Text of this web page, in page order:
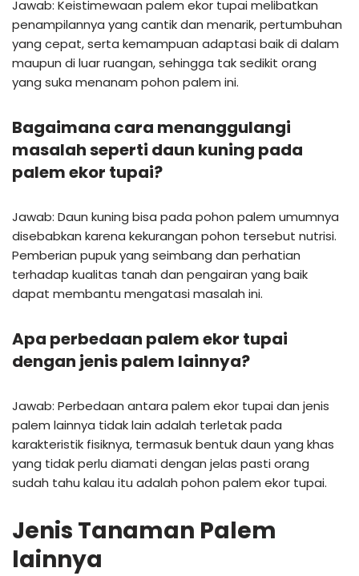
Jawab: Keistimewaan palem ekor tupai melibatkan
penampilannya yang cantik dan menarik, pertumbuhan
yang cepat, serta kemampuan adaptasi baik di dalam
maupun di luar ruangan, sehingga tak sedikit orang
yang suka menanam pohon palem ini.
Bagaimana cara menanggulangi
masalah seperti daun kuning pada
palem ekor tupai?
Jawab: Daun kuning bisa pada pohon palem umumnya
disebabkan karena kekurangan pohon tersebut nutrisi.
Pemberian pupuk yang seimbang dan perhatian
terhadap kualitas tanah dan pengairan yang baik
dapat membantu mengatasi masalah ini.
Apa perbedaan palem ekor tupai
dengan jenis palem lainnya?
Jawab: Perbedaan antara palem ekor tupai dan jenis
palem lainnya tidak lain adalah terletak pada
karakteristik fisiknya, termasuk bentuk daun yang khas
yang tidak perlu diamati dengan jelas pasti orang
sudah tahu kalau itu adalah pohon palem ekor tupai.
Jenis Tanaman Palem
lainnya